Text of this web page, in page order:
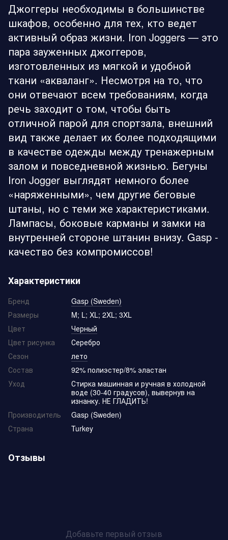
Джоггеры необходимы в большинстве
шкафов, особенно для тех, кто ведет
активный образ жизни. Iron Joggers — это
пара зауженных джоггеров,
изготовленных из мягкой и удобной
ткани «акваланг». Несмотря на то, что
они отвечают всем требованиям, когда
речь заходит о том, чтобы быть
отличной парой для спортзала, внешний
вид также делает их более подходящими
в качестве одежды между тренажерным
залом и повседневной жизнью. Бегуны
Iron Jogger выглядят немного более
«наряженными», чем другие беговые
штаны, но с теми же характеристиками.
Лампасы, боковые карманы и замки на
внутренней стороне штанин внизу. Gasp -
качество без компромиссов!
Характеристики
Бренд
Gasp (Sweden)
Размеры
M; L; XL; 2XL; 3XL
Цвет
Черный
Цвет рисунка
Серебро
Сезон
лето
Состав
92% полиэстер/8% эластан
Уход
Стирка машинная и ручная в холодной
воде (30-40 градусов), вывернув на
изнанку. НЕ ГЛАДИТЬ!
Производитель
Gasp (Sweden)
Страна
Turkey
Отзывы
Добавьте первый отзыв